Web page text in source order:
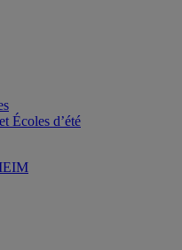
Écoles d’été